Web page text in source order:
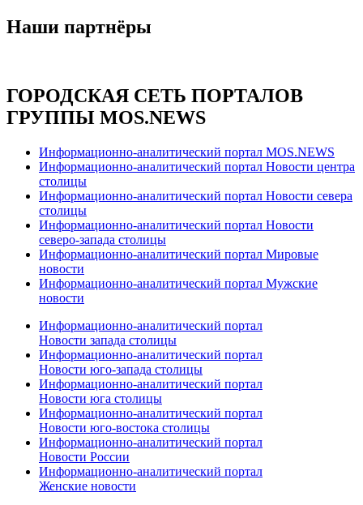
Наши партнёры
ГОРОДСКАЯ СЕТЬ ПОРТАЛОВ
ГРУППЫ MOS.NEWS
Информационно-аналитический портал MOS.NEWS
Информационно-аналитический портал Новости центра
столицы
Информационно-аналитический портал Новости севера
столицы
Информационно-аналитический портал Новости
северо-запада столицы
Информационно-аналитический портал Мировые
новости
Информационно-аналитический портал Мужские
новости
Информационно-аналитический портал
Новости запада столицы
Информационно-аналитический портал
Новости юго-запада столицы
Информационно-аналитический портал
Новости юга столицы
Информационно-аналитический портал
Новости юго-востока столицы
Информационно-аналитический портал
Новости России
Информационно-аналитический портал
Женские новости